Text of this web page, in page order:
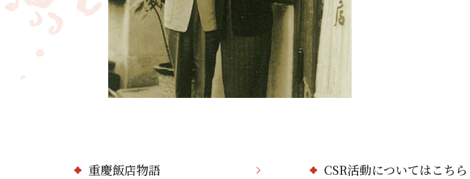
重慶飯店物語 CSR活動についてはこちら